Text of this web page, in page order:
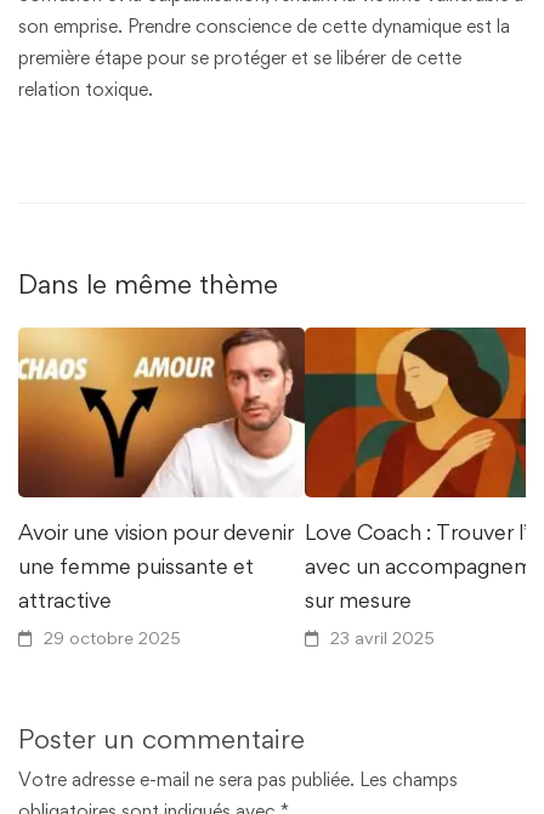
son emprise. Prendre conscience de cette dynamique est la
première étape pour se protéger et se libérer de cette
relation toxique.
Dans le même thème
Avoir une vision pour devenir
une femme puissante et
attractive
29 octobre 2025
Love Coach : Trouver
avec un
sur mesure
23 avril 2025
Poster un commentaire
Votre adresse e-mail ne sera pas publiée. Les champs